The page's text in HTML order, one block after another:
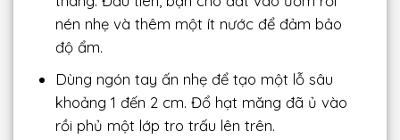
nén nhẹ và thêm một ít nước để đảm bảo
độ ẩm.
Dùng ngón tay ấn nhẹ để tạo một lỗ sâu
khoảng 1 đến 2 cm. Đổ hạt măng đã ủ vào
rồi phủ một lớp tro trấu lên trên.